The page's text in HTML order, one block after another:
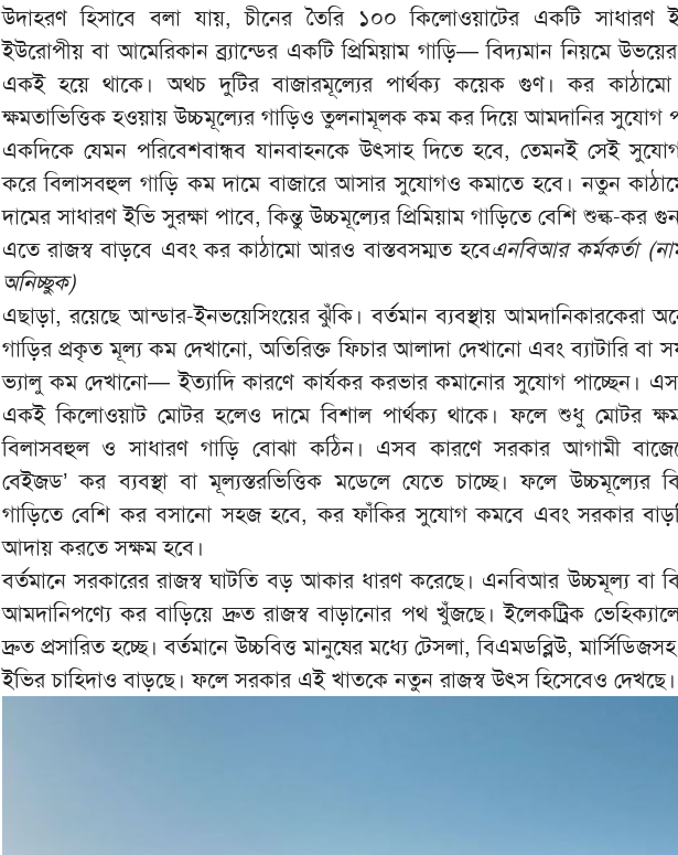
উদাহরণ হিসাবে বলা যায়, চীনের তৈরি ১০০ কিলোওয়াটের একটি সাধারণ
ইউরোপীয় বা আমেরিকান ব্র্যান্ডের একটি প্রিমিয়াম গাড়ি— বিদ্যমান নিয়মে
একই হয়ে থাকে। অথচ দুটির বাজারমূল্যের পার্থক্য কয়েক গুণ। কর কাঠামো
ক্ষমতাভিত্তিক হওয়ায় উচ্চমূল্যের গাড়িও তুলনামূলক কম কর দিয়ে আমদানির সুযোগ
একদিকে যেমন পরিবেশবান্ধব যানবাহনকে উৎসাহ দিতে হবে, তেমনই সেই
করে বিলাসবহুল গাড়ি কম দামে বাজারে আসার সুযোগও কমাতে হবে। নতুন
দামের সাধারণ ইভি সুরক্ষা পাবে, কিন্তু উচ্চমূল্যের প্রিমিয়াম গাড়িতে বেশি শুল্ক-কর
এতে রাজস্ব বাড়বে এবং কর কাঠামো আরও বাস্তবসম্মত হবেএনবিআর কর্মকর্তা
অনিচ্ছুক)
এছাড়া, রয়েছে আন্ডার-ইনভয়েসিংয়ের ঝুঁকি। বর্তমান ব্যবস্থায় আমদানিকারকেরা
গাড়ির প্রকৃত মূল্য কম দেখানো, অতিরিক্ত ফিচার আলাদা দেখানো এবং ব্যাটারি বা
ভ্যালু কম দেখানো— ইত্যাদি কারণে কার্যকর করভার কমানোর সুযোগ পাচ্ছেন।
একই কিলোওয়াট মোটর হলেও দামে বিশাল পার্থক্য থাকে। ফলে শুধু মোটর
বিলাসবহুল ও সাধারণ গাড়ি বোঝা কঠিন। এসব কারণে সরকার আগামী
বেইজড’ কর ব্যবস্থা বা মূল্যস্তরভিত্তিক মডেলে যেতে চাচ্ছে। ফলে উচ্চমূল্যের
গাড়িতে বেশি কর বসানো সহজ হবে, কর ফাঁকির সুযোগ কমবে এবং সরকার
আদায় করতে সক্ষম হবে।
বর্তমানে সরকারের রাজস্ব ঘাটতি বড় আকার ধারণ করেছে। এনবিআর উচ্চমূল্য বা
আমদানিপণ্যে কর বাড়িয়ে দ্রুত রাজস্ব বাড়ানোর পথ খুঁজছে। ইলেকট্রিক
দ্রুত প্রসারিত হচ্ছে। বর্তমানে উচ্চবিত্ত মানুষের মধ্যে টেসলা, বিএমডব্লিউ, মার্সিডিজসহ
ইভির চাহিদাও বাড়ছে। ফলে সরকার এই খাতকে নতুন রাজস্ব উৎস হিসেবেও দেখছে।